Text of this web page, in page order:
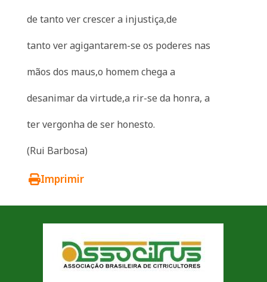
de tanto ver crescer a injustiça,de
tanto ver agigantarem-se os poderes nas
mãos dos maus,o homem chega a
desanimar da virtude,a rir-se da honra, a
ter vergonha de ser honesto.
(Rui Barbosa)
Imprimir